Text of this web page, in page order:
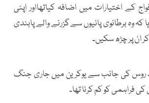
کے اختیارات میں اضافہ کیاتھااور اپنی
کہ وہ برطانوی پانیوں سے گزرنے والے پابندی
ان پر چڑھ سکیں۔
روس کی جانب سے یوکرین میں جاری جنگ
فراہمی کو کم کرنا تھا۔